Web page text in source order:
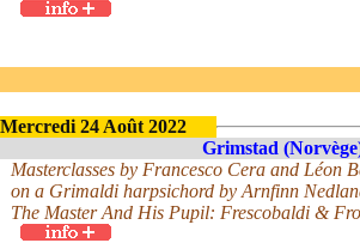
Mercredi 24 Août 2022
Grimstad
Masterclasses by Francesco Cera and Léon
on a Grimaldi harpsichord by Arnfinn
The Master And His Pupil: Frescobaldi &